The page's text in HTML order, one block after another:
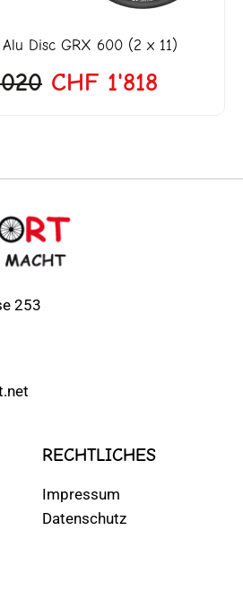
Disc GRX 600 (2 x 11)
CHF 1'818
253
RECHTLICHES
Impressum
Datenschutz